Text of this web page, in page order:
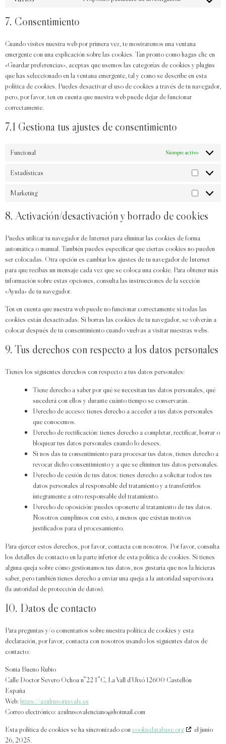
7. Consentimiento
Cuando visites nuestra web por primera vez, te mostraremos una ventana
emergente con una explicación sobre las cookies. Tan pronto como hagas clic en
«Guardar preferencias», aceptas que usemos las categorías de cookies y plugins
que has seleccionado en la ventana emergente, tal y como se describe en esta
política de cookies. Puedes desactivar el uso de cookies a través de tu navegador,
pero, por favor, ten en cuenta que nuestra web puede dejar de funcionar
correctamente.
7.1 Gestiona tus ajustes de consentimiento
Funcional Siempre activo
Estadísticas
Marketing
8. Activación/desactivación y borrado de cookies
Puedes utilizar tu navegador de Internet para eliminar las cookies de forma
automática o manual. También puedes especificar que ciertas cookies no pueden
ser colocadas. Otra opción es cambiar los ajustes de tu navegador de Internet
para que recibas un mensaje cada vez que se coloca una cookie. Para obtener más
información sobre estas opciones, consulta las instrucciones de la sección
«Ayuda» de tu navegador.
Ten en cuenta que nuestra web puede no funcionar correctamente si todas las
cookies están desactivadas. Si borras las cookies de tu navegador, se volverán a
colocar después de tu consentimiento cuando vuelvas a visitar nuestras webs.
9. Tus derechos con respecto a los datos personales
Tienes los siguientes derechos con respecto a tus datos personales:
Tiene derecho a saber por qué se necesitan tus datos personales, qué
sucederá con ellos y durante cuánto tiempo se conservarán.
Derecho de acceso: tienes derecho a acceder a tus datos personales
que conocemos.
Derecho de rectificación: tienes derecho a completar, rectificar, borrar o
bloquear tus datos personales cuando lo desees.
Si nos das tu consentimiento para procesar tus datos, tienes derecho a
revocar dicho consentimiento y a que se eliminen tus datos personales.
Derecho de cesión de tus datos: tienes derecho a solicitar todos tus
datos personales al responsable del tratamiento y a transferirlos
íntegramente a otro responsable del tratamiento.
Derecho de oposición: puedes oponerte al tratamiento de tus datos.
Nosotros cumplimos con esto, a menos que existan motivos
justificados para el procesamiento.
Para ejercer estos derechos, por favor, contacta con nosotros. Por favor, consulta
los detalles de contacto en la parte inferior de esta política de cookies. Si tienes
alguna queja sobre cómo gestionamos tus datos, nos gustaría que nos la hicieras
saber, pero también tienes derecho a enviar una queja a la autoridad supervisora
(la autoridad de protección de datos).
10. Datos de contacto
Para preguntas y/o comentarios sobre nuestra política de cookies y esta
declaración, por favor, contacta con nosotros usando los siguientes datos de
contacto:
Sonia Bueno Rubio
Calle Doctor Severo Ochoa nº22 1ºC, La Vall d’Uixó 12600 Castellón
España
Web: https://azulrusorusvals.es
Correo electrónico: azulrusovalenciano@hotmail.com
Esta política de cookies se ha sincronizado con cookiedatabase.org
el junio
26, 2025.